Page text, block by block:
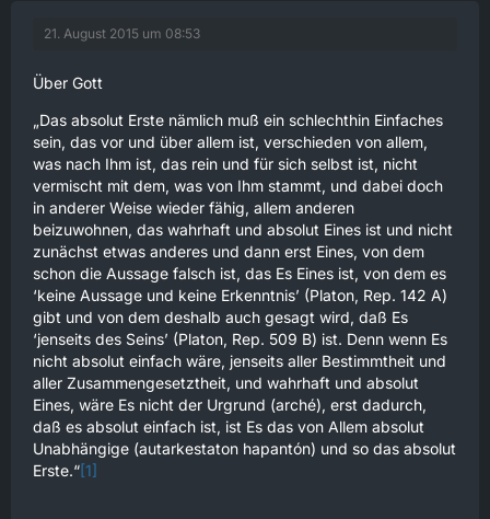
21. August 2015 um 08:53
Über Gott
„Das absolut Erste nämlich muß ein schlechthin Einfaches
sein, das vor und über allem ist, verschieden von allem,
was nach Ihm ist, das rein und für sich selbst ist, nicht
vermischt mit dem, was von Ihm stammt, und dabei doch
in anderer Weise wieder fähig, allem anderen
beizuwohnen, das wahrhaft und absolut Eines ist und nicht
zunächst etwas anderes und dann erst Eines, von dem
schon die Aussage falsch ist, das Es Eines ist, von dem es
‘keine Aussage und keine Erkenntnis’ (Platon, Rep. 142 A)
gibt und von dem deshalb auch gesagt wird, daß Es
‘jenseits des Seins’ (Platon, Rep. 509 B) ist. Denn wenn Es
nicht absolut einfach wäre, jenseits aller Bestimmtheit und
aller Zusammengesetztheit, und wahrhaft und absolut
Eines, wäre Es nicht der Urgrund (arché), erst dadurch,
daß es absolut einfach ist, ist Es das von Allem absolut
Unabhängige (autarkestaton hapantón) und so das absolut
Erste.“[1]